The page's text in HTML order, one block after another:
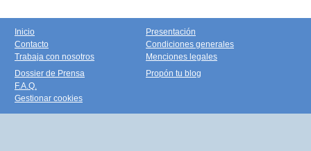
Inicio
Contacto
Trabaja con nosotros
Presentación
Condiciones generales
Menciones legales
Dossier de Prensa
F.A.Q.
Gestionar cookies
Propón tu blog